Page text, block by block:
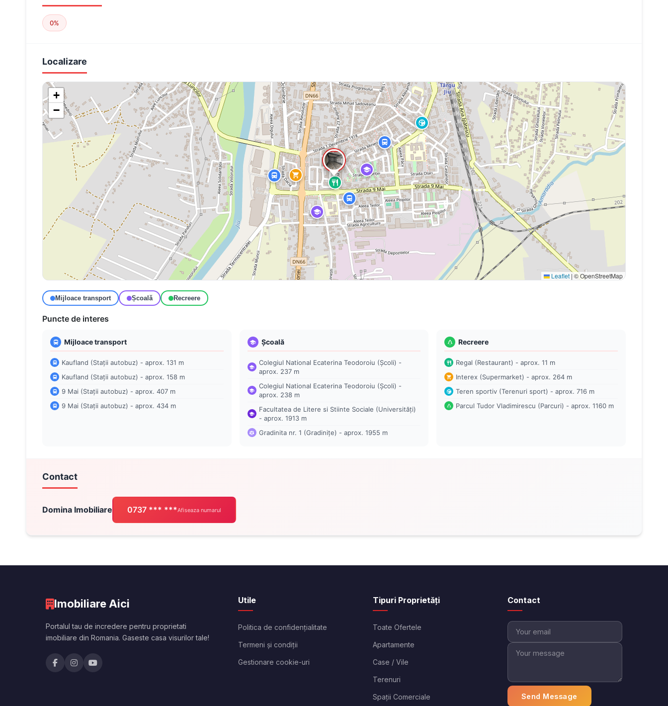
0%
Localizare
+
−
Leaflet |© OpenStreetMap
Mijloace transport Școală Recreere
Puncte de interes
Mijloace transport
Kaufland (Stații autobuz) - aprox. 131 m
Kaufland (Stații autobuz) - aprox. 158 m
9 Mai (Stații autobuz) - aprox. 407 m
9 Mai (Stații autobuz) - aprox. 434 m
Școală
Colegiul National Ecaterina Teodoroiu (Școli) -
aprox. 237 m
Colegiul National Ecaterina Teodoroiu (Școli) -
aprox. 238 m
Facultatea de Litere si Stiinte Sociale (Universități)
- aprox. 1913 m
Gradinita nr. 1 (Gradinițe) - aprox. 1955 m
Recreere
Regal (Restaurant) - aprox. 11 m
Interex (Supermarket) - aprox. 264 m
Teren sportiv (Terenuri sport) - aprox. 716 m
Parcul Tudor Vladimirescu (Parcuri) - aprox. 1160 m
Contact
Domina Imobiliare 0737 *** ***Afiseaza numarul
Imobiliare Aici
Portalul tau de incredere pentru proprietati
imobiliare din Romania. Gaseste casa visurilor tale!
Utile
Politica de confidențialitate
Termeni și condiții
Gestionare cookie-uri
Tipuri Proprietăți
Toate Ofertele
Apartamente
Case / Vile
Terenuri
Spații Comerciale
Contact
Send Message